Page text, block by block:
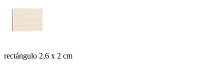
rectángulo 2,6 x 2 cm